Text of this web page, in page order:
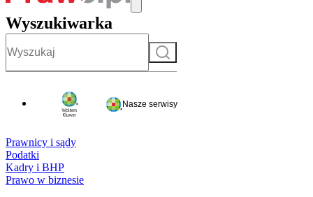
Wyszukiwarka
Szukaj
Nasze serwisy
Prawnicy i sądy
Podatki
Kadry i BHP
Prawo w biznesie